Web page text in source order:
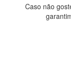
Caso não